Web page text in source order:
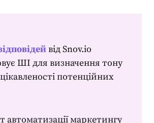
від Snov.io
ШІ для визначення тону
потенційних
автоматизації маркетингу